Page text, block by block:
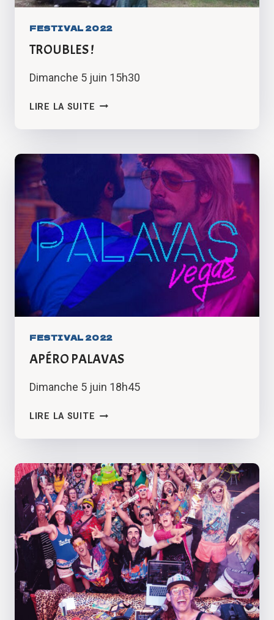
FESTIVAL 2022
TROUBLES !
Dimanche 5 juin 15h30
LIRE LA SUITE TROUBLES
FESTIVAL 2022
APÉRO PALAVAS
Dimanche 5 juin 18h45
LIRE LA SUITE APÉRO